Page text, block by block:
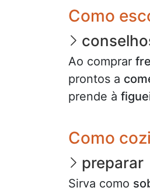
Como
Ao comprar
prontos a
prende à
Como
preparar
Sirva como